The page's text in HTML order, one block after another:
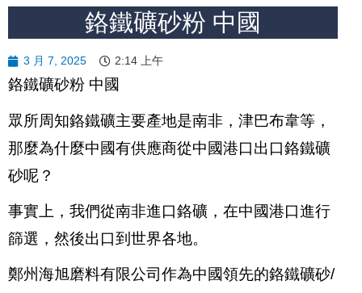
鉻鐵礦砂粉 中國
3 月 7, 2025 2:14 上午
鉻鐵礦砂粉 中國
眾所周知鉻鐵礦主要產地是南非，津巴布韋等，
那麼為什麼中國有供應商從中國港口出口鉻鐵礦
砂呢？
事實上，我們從南非進口鉻礦，在中國港口進行
篩選，然後出口到世界各地。
鄭州海旭磨料有限公司作為中國領先的鉻鐵礦砂/